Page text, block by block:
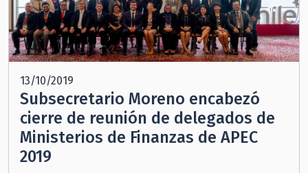
13/10/2019
Subsecretario Moreno encabezó
cierre de reunión de delegados de
Ministerios de Finanzas de APEC
2019